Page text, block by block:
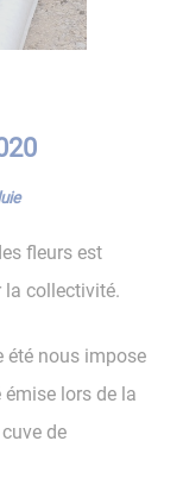
fleurs est
la collectivité.
été nous impose
émise lors de la
de